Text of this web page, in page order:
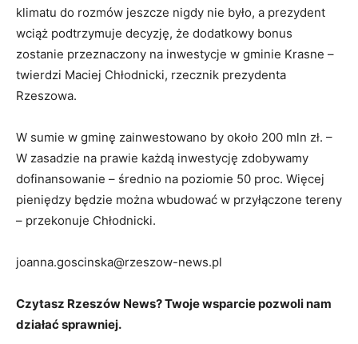
klimatu do rozmów jeszcze nigdy nie było, a prezydent
wciąż podtrzymuje decyzję, że dodatkowy bonus
zostanie przeznaczony na inwestycje w gminie Krasne –
twierdzi Maciej Chłodnicki, rzecznik prezydenta
Rzeszowa.
W sumie w gminę zainwestowano by około 200 mln zł. –
W zasadzie na prawie każdą inwestycję zdobywamy
dofinansowanie – średnio na poziomie 50 proc. Więcej
pieniędzy będzie można wbudować w przyłączone tereny
– przekonuje Chłodnicki.
joanna.goscinska@rzeszow-news.pl
Czytasz Rzeszów News? Twoje wsparcie pozwoli nam
działać sprawniej.